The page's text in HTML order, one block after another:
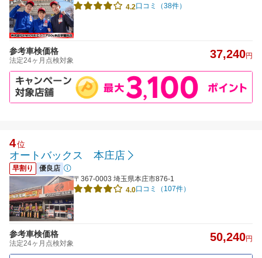
4.2口コミ（38件）
参考車検価格
法定24ヶ月点検対象 37,240円
4位
オートバックス 本庄店
早割り
優良店
〒367-0003 埼玉県本庄市876-1
4.0口コミ（107件）
参考車検価格
法定24ヶ月点検対象 50,240円